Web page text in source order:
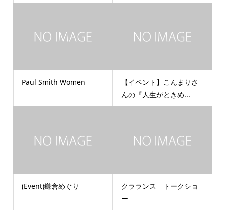
Paul Smith Women
【イベント】こんまりさ
んの『人生がときめ...
(Event)鎌倉めぐり
クラランス トークショ
ー